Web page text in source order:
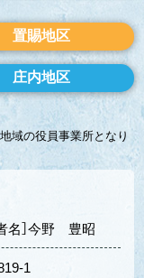
置賜地区
庄内地区
域の役員事業所となり
者名］今野 豊昭
1